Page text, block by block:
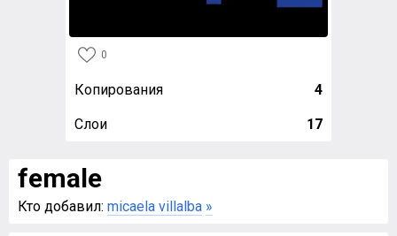
0
Копирования 4
Слои 17
female
Кто добавил: micaela villalba »